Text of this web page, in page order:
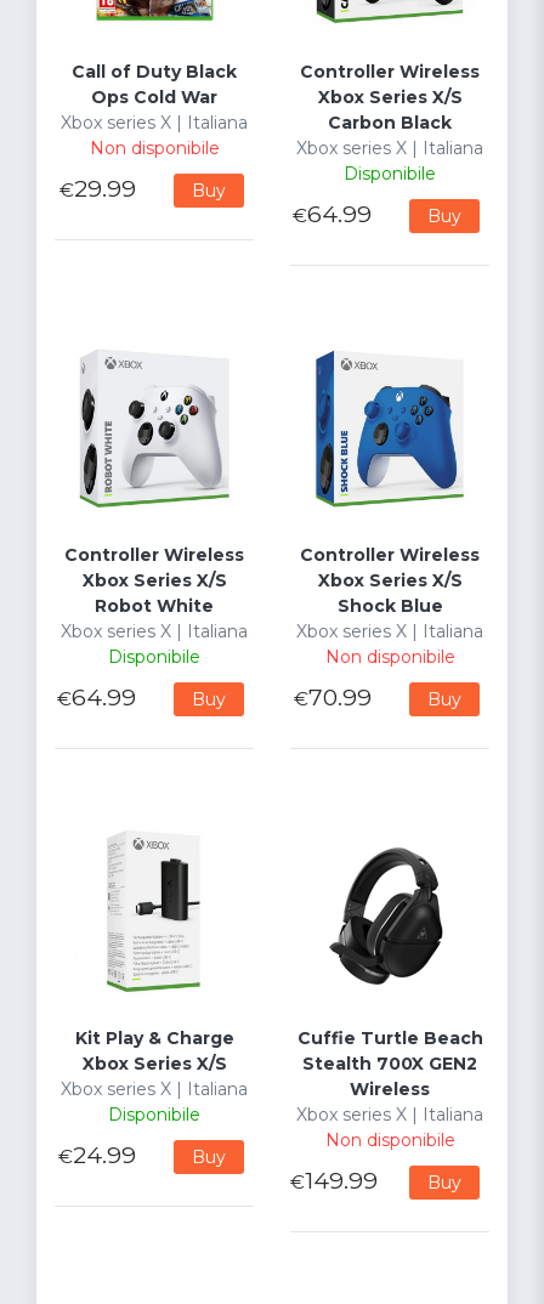
Call of Duty Black
Ops Cold War
Xbox series X | Italiana
Non disponibile
€29.99 Buy
Controller Wireless
Xbox Series X/S
Carbon Black
Xbox series X | Italiana
Disponibile
€64.99 Buy
Controller Wireless
Xbox Series X/S
Robot White
Xbox series X | Italiana
Disponibile
€64.99 Buy
Controller Wireless
Xbox Series X/S
Shock Blue
Xbox series X | Italiana
Non disponibile
€70.99 Buy
Kit Play & Charge
Xbox Series X/S
Xbox series X | Italiana
Disponibile
€24.99 Buy
Cuffie Turtle Beach
Stealth 700X GEN2
Wireless
Xbox series X | Italiana
Non disponibile
€149.99 Buy